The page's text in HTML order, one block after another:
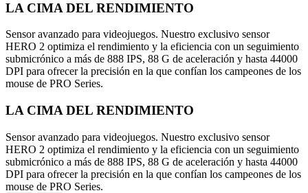
LA CIMA DEL RENDIMIENTO
Sensor avanzado para videojuegos. Nuestro exclusivo sensor
HERO 2 optimiza el rendimiento y la eficiencia con un seguimiento
submicrónico a más de 888 IPS, 88 G de aceleración y hasta 44000
DPI para ofrecer la precisión en la que confían los campeones de los
mouse de PRO Series.
LA CIMA DEL RENDIMIENTO
Sensor avanzado para videojuegos. Nuestro exclusivo sensor
HERO 2 optimiza el rendimiento y la eficiencia con un seguimiento
submicrónico a más de 888 IPS, 88 G de aceleración y hasta 44000
DPI para ofrecer la precisión en la que confían los campeones de los
mouse de PRO Series.